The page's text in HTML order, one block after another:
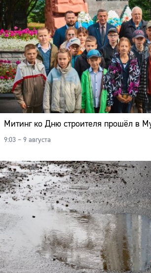
Митинг ко Дню строителя прошёл в
9:03 – 9 августа